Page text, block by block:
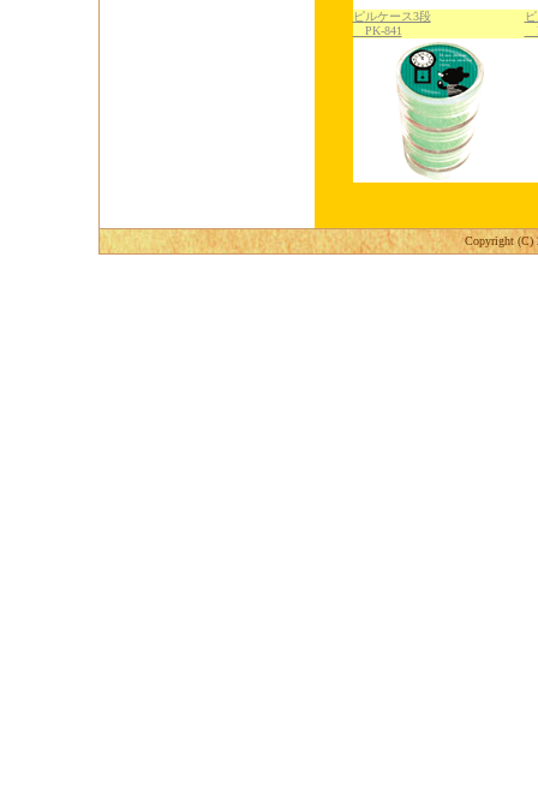
ピルケース3段
PK-841
Copyright (C)